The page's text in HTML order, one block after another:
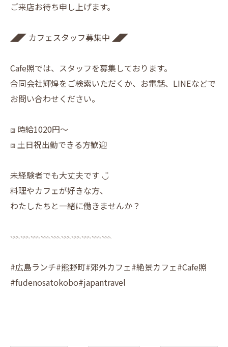
ご来店お待ち申し上げます。
◢◤ カフェスタッフ募集中 ◢◤
Cafe照では、スタッフを募集しております。
合同会社輝煌をご検索いただくか、お電話、LINEなどで
お問い合わせください。
⧈ 時給1020円〜
⧈ 土日祝出勤できる方歓迎
未経験者でも大丈夫です ◡̈
料理やカフェが好きな方、
わたしたちと一緒に働きませんか？
𓇠𓇠𓇠𓇠𓇠𓇠𓇠𓇠𓇠𓇠
#広島ランチ#熊野町#郊外カフェ#絶景カフェ#Cafe照
#fudenosatokobo#japantravel